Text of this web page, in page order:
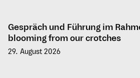
Gespräch und Führung im
blooming from our crotches
29. August 2026